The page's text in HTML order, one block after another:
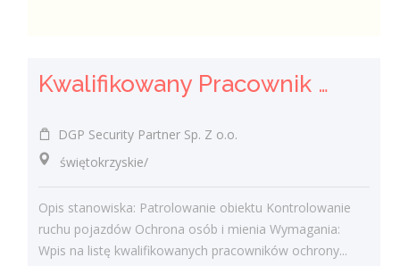
Kwalifikowany Pracownik Ochrony z Pozwoleniem na Broń (K/M)
DGP Security Partner Sp. Z o.o.
świętokrzyskie/
Opis stanowiska: Patrolowanie obiektu Kontrolowanie
ruchu pojazdów Ochrona osób i mienia Wymagania:
Wpis na listę kwalifikowanych pracowników ochrony...